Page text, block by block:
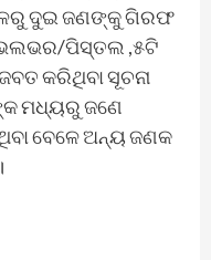
ଦୁଇ ଜଣଙ୍କୁ ଗିରଫ
ପିସ୍ତଲ ,୫ଟି
କରିଥିବା ସୂଚନା
ମଧ୍ୟରୁ ଜଣେ
ବେଳେ ଅନ୍ୟ ଜଣକ